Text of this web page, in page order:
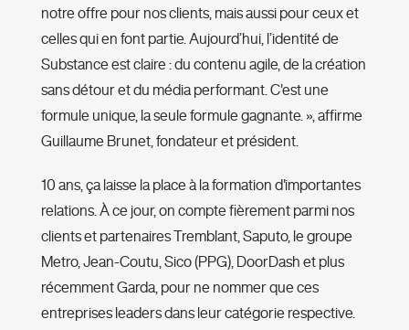
notre offre pour nos clients, mais aussi pour ceux et
celles qui en font partie. Aujourd’hui, l’identité de
Substance est claire : du contenu agile, de la création
sans détour et du média performant. C'est une
formule unique, la seule formule gagnante. », affirme
Guillaume Brunet, fondateur et président.
10 ans, ça laisse la place à la formation d'importantes
relations. À ce jour, on compte fièrement parmi nos
clients et partenaires Tremblant, Saputo, le groupe
Metro, Jean-Coutu, Sico (PPG), DoorDash et plus
récemment Garda, pour ne nommer que ces
entreprises leaders dans leur catégorie respective.